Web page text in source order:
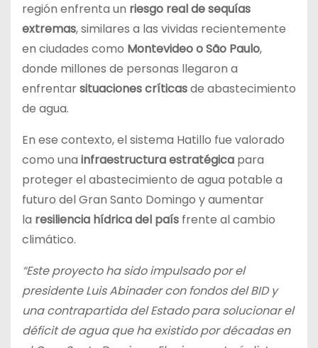
región enfrenta un riesgo real de sequías
extremas, similares a las vividas recientemente
en ciudades como Montevideo o São Paulo,
donde millones de personas llegaron a
enfrentarsituaciones críticasde abastecimiento
de agua.
En ese contexto, el sistema Hatillo fue valorado
como una infraestructura estratégica para
proteger el abastecimiento de agua potable a
futuro del Gran Santo Domingo y aumentar
la resiliencia hídrica del país frente al cambio
climático.
“Este proyecto ha sido impulsado por el
presidente Luis Abinader con fondos del BID y
una contrapartida del Estado para solucionar el
déficit de agua que ha existido por décadas en